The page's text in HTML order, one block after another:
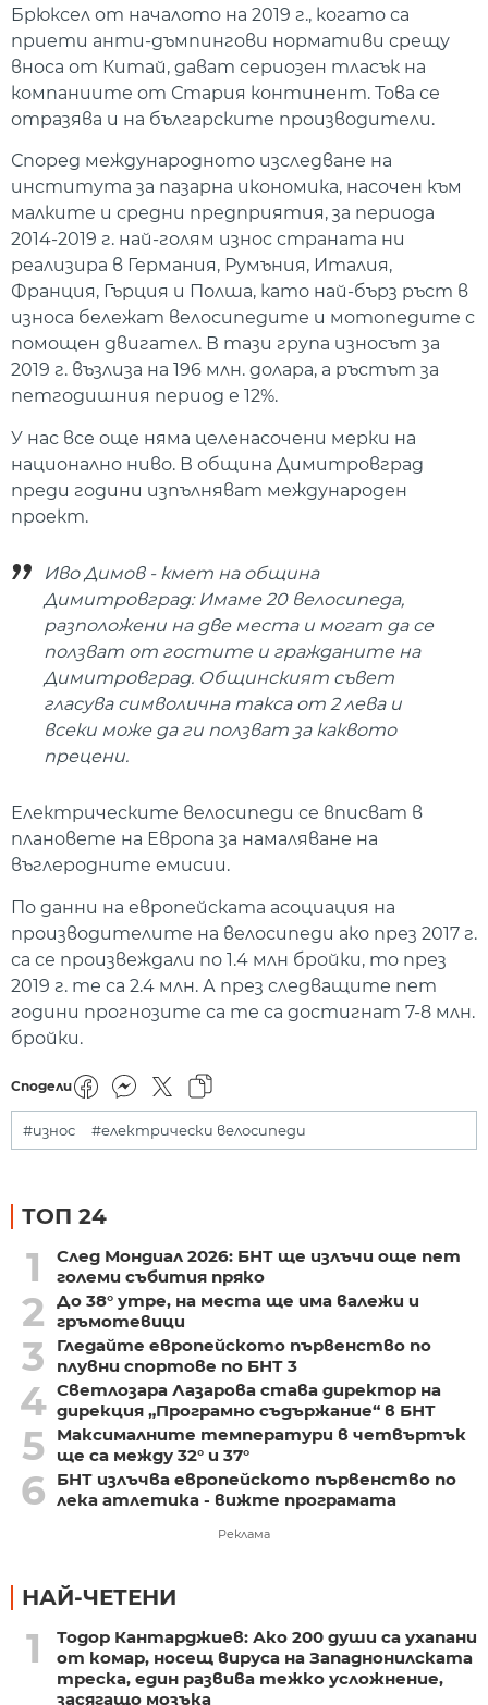
Брюксел от началото на 2019 г., когато са
приети анти-дъмпингови нормативи срещу
вноса от Китай, дават сериозен тласък на
компаниите от Стария континент. Това се
отразява и на българските производители.
Според международното изследване на
института за пазарна икономика, насочен към
малките и средни предприятия, за периода
2014-2019 г. най-голям износ страната ни
реализира в Германия, Румъния, Италия,
Франция, Гърция и Полша, като най-бърз ръст в
износа бележат велосипедите и мотопедите с
помощен двигател. В тази група износът за
2019 г. възлиза на 196 млн. долара, а ръстът за
петгодишния период е 12%.
У нас все още няма целенасочени мерки на
национално ниво. В община Димитровград
преди години изпълняват международен
проект.
Иво Димов - кмет на община
Димитровград: Имаме 20 велосипеда,
разположени на две места и могат да се
ползват от гостите и гражданите на
Димитровград. Общинският съвет
гласува символична такса от 2 лева и
всеки може да ги ползват за каквото
прецени.
Електрическите велосипеди се вписват в
плановете на Европа за намаляване на
въглеродните емисии.
По данни на европейската асоциация на
производителите на велосипеди ако през 2017 г.
са се произвеждали по 1.4 млн бройки, то през
2019 г. те са 2.4 млн. А през следващите пет
години прогнозите са те са достигнат 7-8 млн.
бройки.
Сподели
#износ #електрически велосипеди
ТОП 24
1
След Мондиал 2026: БНТ ще излъчи още пет
големи събития пряко
2
До 38° утре, на места ще има валежи и
гръмотевици
3
Гледайте европейското първенство по
плувни спортове по БНТ 3
4 Светлозара Лазарова става директор на
дирекция „Програмно съдържание“ в БНТ
5
Максималните температури в четвъртък
ще са между 32° и 37°
6
БНТ излъчва европейското първенство по
лека атлетика - вижте програмата
Реклама
НАЙ-ЧЕТЕНИ
1
Тодор Кантарджиев: Ако 200 души са ухапани
от комар, носещ вируса на Западнонилската
треска, един развива тежко усложнение,
засягащо мозъка